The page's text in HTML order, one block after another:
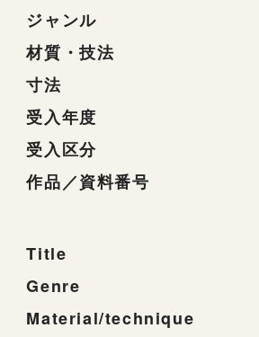
ジャンル
材質・技法
寸法
受入年度
受入区分
作品／資料番号
Title
Genre
Material/technique